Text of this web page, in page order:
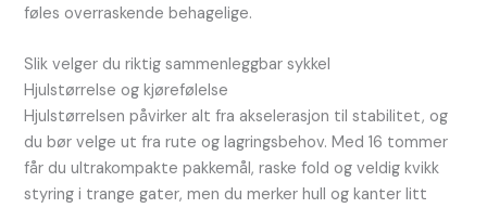
føles overraskende behagelige.
Slik velger du riktig sammenleggbar sykkel
Hjulstørrelse og kjørefølelse
Hjulstørrelsen påvirker alt fra akselerasjon til stabilitet, og
du bør velge ut fra rute og lagringsbehov. Med 16 tommer
får du ultrakompakte pakkemål, raske fold og veldig kvikk
styring i trange gater, men du merker hull og kanter litt